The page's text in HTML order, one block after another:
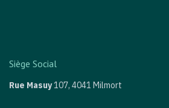
Siège Social
Rue Masuy107, 4041 Milmort